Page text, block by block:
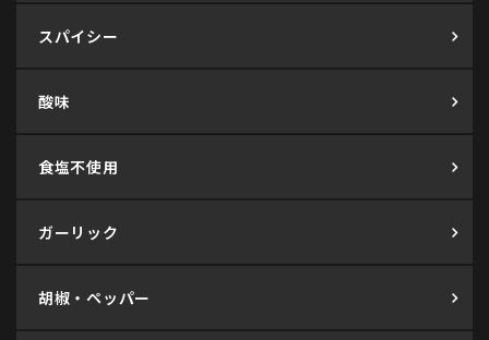
スパイシー
酸味
食塩不使用
ガーリック
胡椒・ペッパー